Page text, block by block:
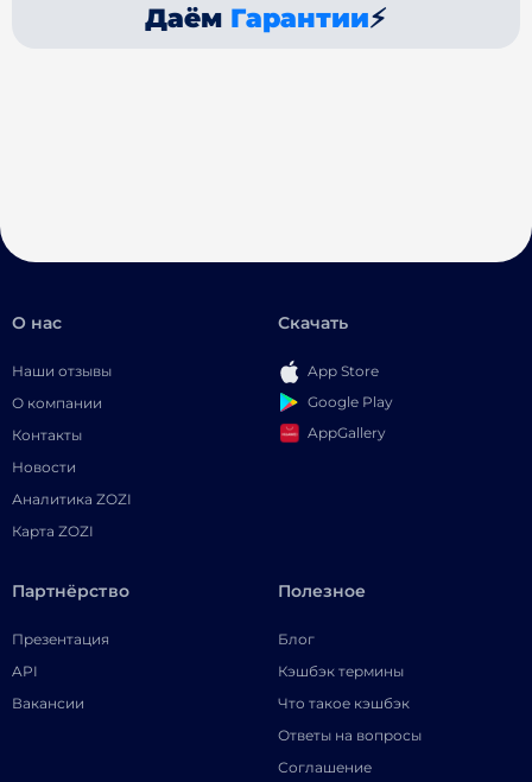
Даём Гарантии⚡
О нас
Наши отзывы
О компании
Контакты
Новости
Аналитика ZOZI
Карта ZOZI
Скачать
App Store
Google Play
AppGallery
Партнёрство
Презентация
API
Вакансии
Полезное
Блог
Кэшбэк термины
Что такое кэшбэк
Ответы на вопросы
Соглашение